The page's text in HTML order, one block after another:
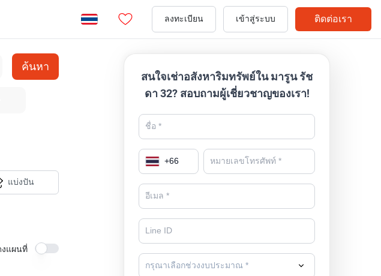
ลงทะเบียน เข้าสู่ระบบ ติดต่อเรา
ค้นหา
แบ่งปัน
แผนที่
สนใจเช่าอสังหาริมทรัพย์ใน มารูน รัช
ดา 32? สอบถามผู้เชี่ยวชาญของเรา!
+66
กรุณาเลือกช่วงงบประมาณ *